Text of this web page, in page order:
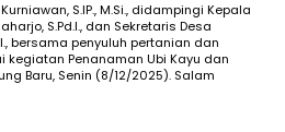
S.IP., M.Si., didampingi Kepala
S.Pd.I., dan Sekretaris Desa
bersama penyuluh pertanian dan
Penanaman Ubi Kayu dan
Baru, Senin (8/12/2025). Salam